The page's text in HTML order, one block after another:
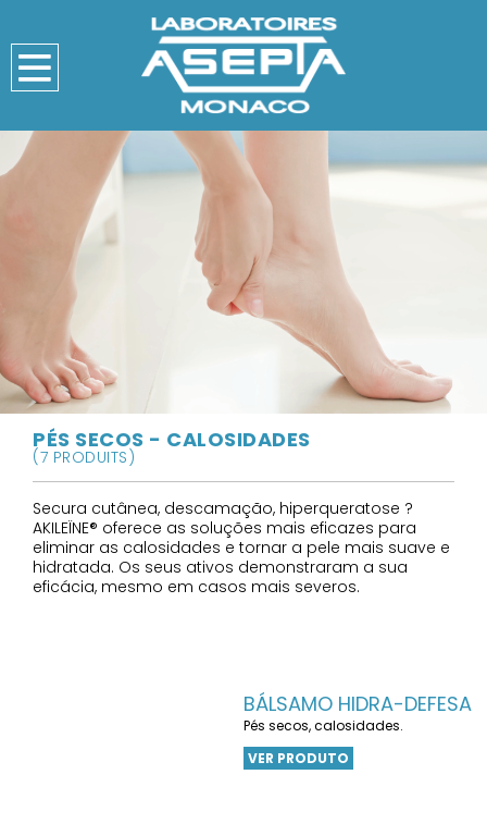
PÉS SECOS - CALOSIDADES
(7 PRODUITS)
Secura cutânea, descamação, hiperqueratose ?
AKILEÏNE® oferece as soluções mais eficazes para
eliminar as calosidades e tornar a pele mais suave e
hidratada. Os seus ativos demonstraram a sua
eficácia, mesmo em casos mais severos.
BÁLSAMO HIDRA-DEFESA
Pés secos, calosidades.
VER PRODUTO